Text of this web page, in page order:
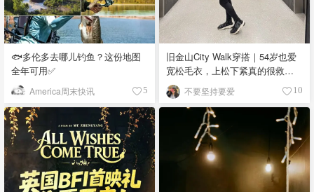
🐟多伦多去哪儿钓鱼？这份地图
全年可用✅
America周末快讯 5
旧金山City Walk穿搭｜54岁也爱
宽松毛衣，上松下紧真的很救比
例
不要坚持要爱 10